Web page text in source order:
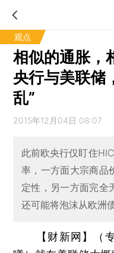
观点
相似的通胀，
央行与美联储
乱”
2015年12月04日 08:07
此前欧央行仅盯住
率，一方面大宗商品
定性，另一方面完全
还可能将泡沫从欧洲
【财新网】（